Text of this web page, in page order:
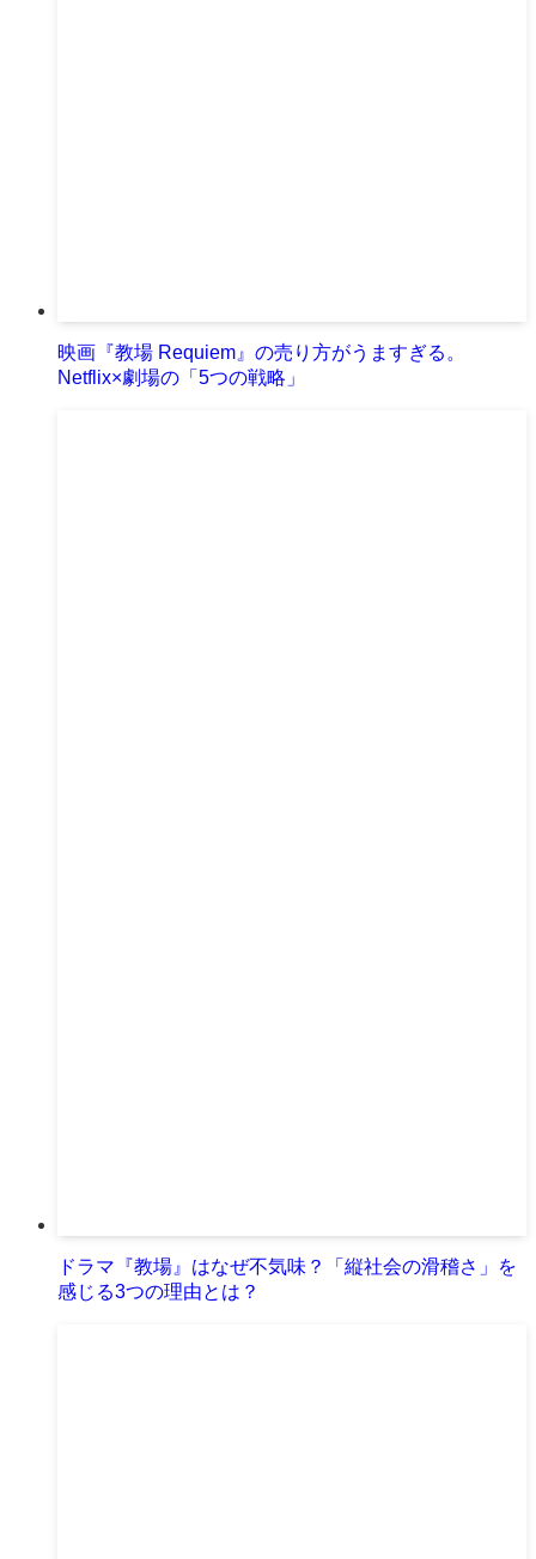
映画『教場 Requiem』の売り方がうますぎる。
Netflix×劇場の「5つの戦略」
ドラマ『教場』はなぜ不気味？「縦社会の滑稽さ」を
感じる3つの理由とは？